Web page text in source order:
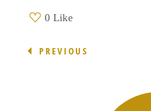
0 Like
PREVIOUS